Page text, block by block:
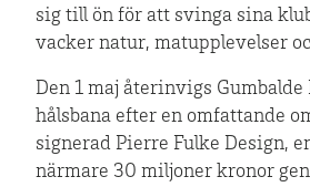
sig till ön för att svinga sina
vacker natur, matupplevelser
Den 1 maj återinvigs Gumbalde
hålsbana efter en omfattande
signerad Pierre Fulke Design,
närmare 30 miljoner kronor